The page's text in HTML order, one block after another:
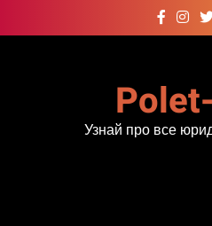
к
Узнай про все